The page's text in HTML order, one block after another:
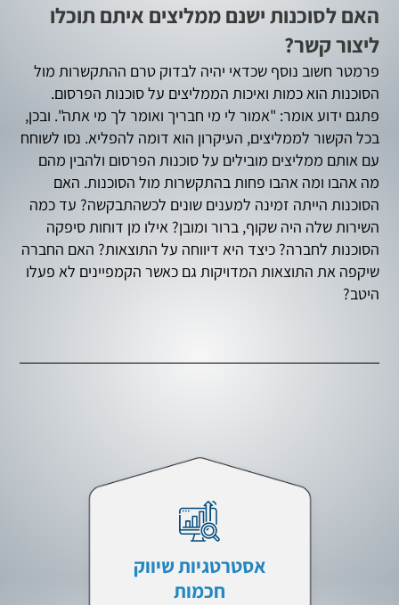
האם לסוכנות ישנם ממליצים איתם תוכלו
ליצור קשר?
פרמטר חשוב נוסף שכדאי יהיה לבדוק טרם ההתקשרות מול
הסוכנות הוא כמות ואיכות הממליצים על סוכנות הפרסום.
פתגם ידוע אומר: "אמור לי מי חבריך ואומר לך מי אתה". ובכן,
בכל הקשור לממליצים, העיקרון הוא דומה להפליא. נסו לשוחח
עם אותם ממליצים מובילים על סוכנות הפרסום ולהבין מהם
מה אהבו ומה אהבו פחות בהתקשרות מול הסוכנות. האם
הסוכנות הייתה זמינה למענים שונים לכשהתבקשה? עד כמה
השירות שלה היה שקוף, ברור ומובן? אילו מן דוחות סיפקה
הסוכנות לחברה? כיצד היא דיווחה על התוצאות? האם החברה
שיקפה את התוצאות המדויקות גם כאשר הקמפיינים לא פעלו
היטב?
אסטרטגיות שיווק
חכמות